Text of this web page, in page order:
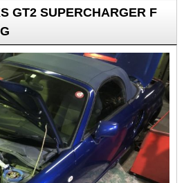
GT2 SUPERCHARGER F